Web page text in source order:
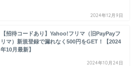
2024年12月9日
【招待コードあり】Yahoo!フリマ（旧PayPayフ
リマ）新規登録で漏れなく500円をGET！【2024
年10月最新】
2024年10月24日